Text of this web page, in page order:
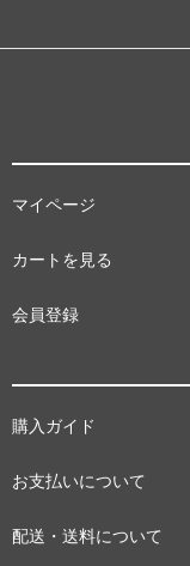
マイページ
カートを見る
会員登録
購入ガイド
お支払いについて
配送・送料について